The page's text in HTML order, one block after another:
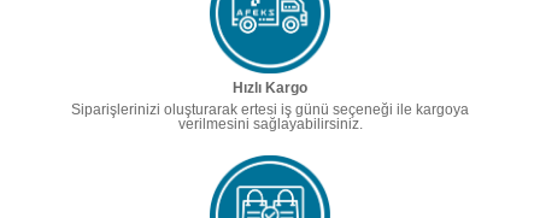
Hızlı Kargo
Siparişlerinizi oluşturarak ertesi iş günü seçeneği ile kargoya
verilmesini sağlayabilirsiniz.